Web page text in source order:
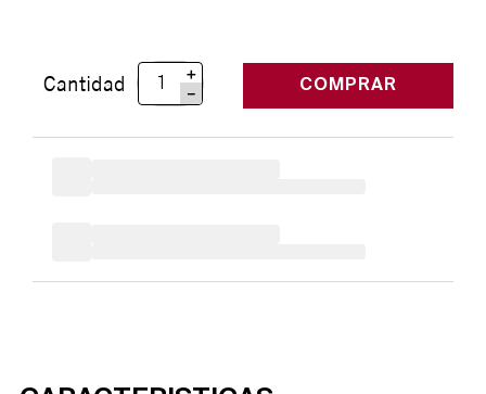
Cantidad
＋
－
COMPRAR